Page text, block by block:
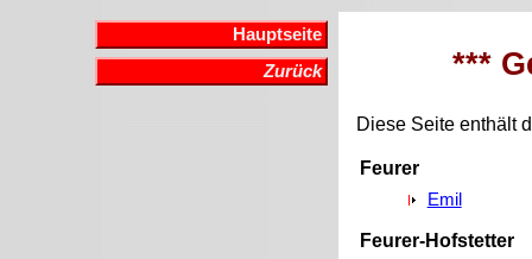
Hauptseite
Zurück
***
Diese Seite enthält
Feurer
Emil
Feurer-Hofstetter